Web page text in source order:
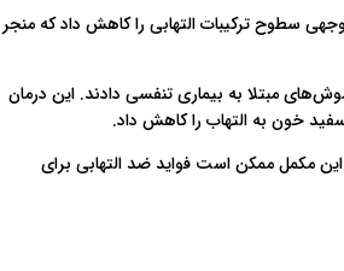
سطوح ترکیبات التهابی را کاهش داد که منجر
مبتلا به بیماری تنفسی دادند. این درمان
خون به التهاب را کاهش داد.
مکمل ممکن است فواید ضد التهابی برای